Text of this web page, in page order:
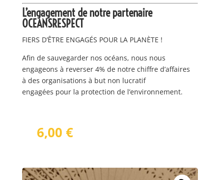
L’engagement de notre partenaire
OCEANSRESPECT
FIERS D’ÊTRE ENGAGÉS POUR LA PLANÈTE !
Afin de sauvegarder nos océans, nous nous
engageons à reverser 4% de notre chiffre d’affaires
à des organisations à but non lucratif
engagées pour la protection de l’environnement.
6,00 €